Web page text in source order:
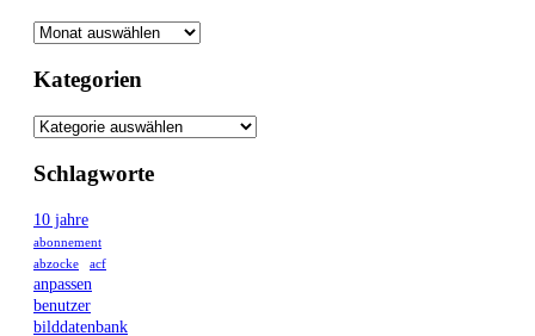
Kategorien
Schlagworte
10 jahre
abonnement
abzocke
acf
anpassen
benutzer
bilddatenbank